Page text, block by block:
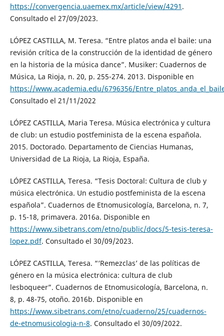
https://convergencia.uaemex.mx/article/view/4291 .
Consultado el 27/09/2023.
LÓPEZ CASTILLA, M. Teresa. “Entre platos anda el baile: una
revisión crítica de la construcción de la identidad de género
en la historia de la música dance”. Musiker: Cuadernos de
Música, La Rioja, n. 20, p. 255-274. 2013. Disponible en
https://www.academia.edu/6796356/
Consultado el 21/11/2022
LÓPEZ CASTILLA, Maria Teresa. Música electrónica y cultura
de club: un estudio postfeminista de la escena española.
2015. Doctorado. Departamento de Ciencias Humanas,
Universidad de La Rioja, La Rioja, España.
LÓPEZ CASTILLA, Teresa. “Tesis Doctoral: Cultura de club y
música electrónica. Un estudio postfeminista de la escena
española”. Cuadernos de Etnomusicología, Barcelona, n. 7,
p. 15-18, primavera. 2016a. Disponible en
https://www.sibetrans.com/etno/public/docs/5-tesis-teresa-
lopez.pdf. Consultado el 30/09/2023.
LÓPEZ CASTILLA, Teresa. “‘Remezclas’ de las políticas de
género en la música electrónica: cultura de club
lesboqueer”. Cuadernos de Etnomusicología, Barcelona, n.
8, p. 48-75, otoño. 2016b. Disponible en
https://www.sibetrans.com/etno/cuaderno/25/cuadernos-
de-etnomusicologia-n-8. Consultado el 30/09/2022.